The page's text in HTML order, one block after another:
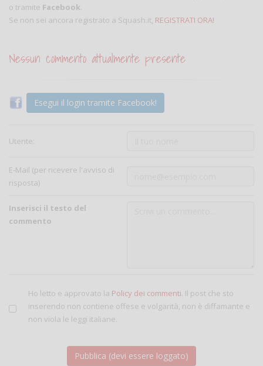
o tramite Facebook.
Se non sei ancora registrato a Squash.it, REGISTRATI ORA!
Nessun commento attualmente presente
Esegui il login tramite Facebook!
Utente:
E-Mail (per ricevere l'avviso di
risposta)
Inserisci il testo del
commento
Ho letto e approvato la Policy dei commenti. Il post che sto
inserendo non contiene offese e volgarità, non è diffamante e
non viola le leggi italiane.